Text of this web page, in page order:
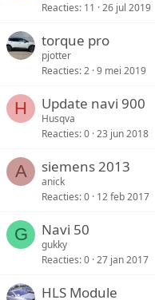
Reacties 11 26 jul 2019
torque pro
pjotter
Reacties 2 9 mei 2019
H Update navi 900
Husqva
Reacties 0 23 jun 2018
A siemens 2013
anick
Reacties 0 12 feb 2017
G Navi 50
gukky
Reacties 0 27 jan 2017
HLS Module